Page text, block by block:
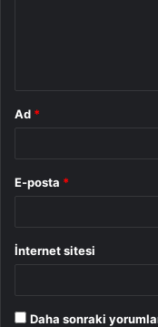
Ad *
E-posta *
İnternet sitesi
Daha sonraki